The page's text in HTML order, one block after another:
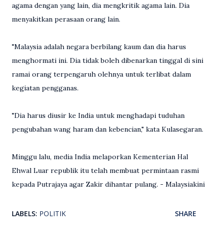
agama dengan yang lain, dia mengkritik agama lain. Dia
menyakitkan perasaan orang lain.
"Malaysia adalah negara berbilang kaum dan dia harus
menghormati ini. Dia tidak boleh dibenarkan tinggal di sini
ramai orang terpengaruh olehnya untuk terlibat dalam
kegiatan pengganas.
"Dia harus diusir ke India untuk menghadapi tuduhan
pengubahan wang haram dan kebencian," kata Kulasegaran.
Minggu lalu, media India melaporkan Kementerian Hal
Ehwal Luar republik itu telah membuat permintaan rasmi
kepada Putrajaya agar Zakir dihantar pulang. - Malaysiakini
LABELS: POLITIK SHARE